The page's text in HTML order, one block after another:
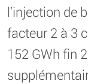
l’injection de
facteur 2 à 3
152 GWh fin